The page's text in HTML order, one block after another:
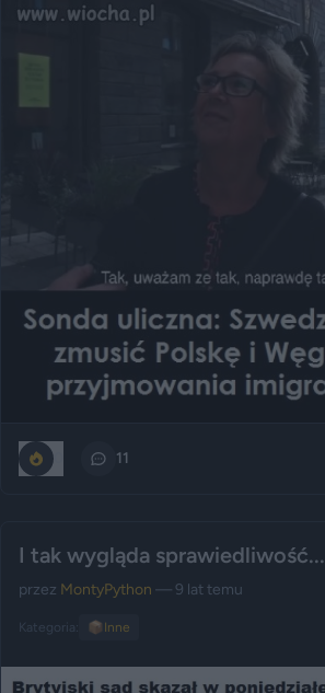
11
I tak wygląda sprawiedliwość...
przez MontyPython — 9 lat temu
Kategoria: 📦 Inne